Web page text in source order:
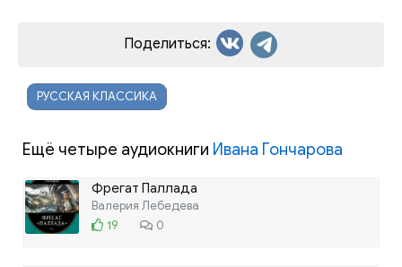
Поделиться:
РУССКАЯ КЛАССИКА
Ещё четыре аудиокниги Ивана Гончарова
Фрегат Паллада
Валерия Лебедева
19
0